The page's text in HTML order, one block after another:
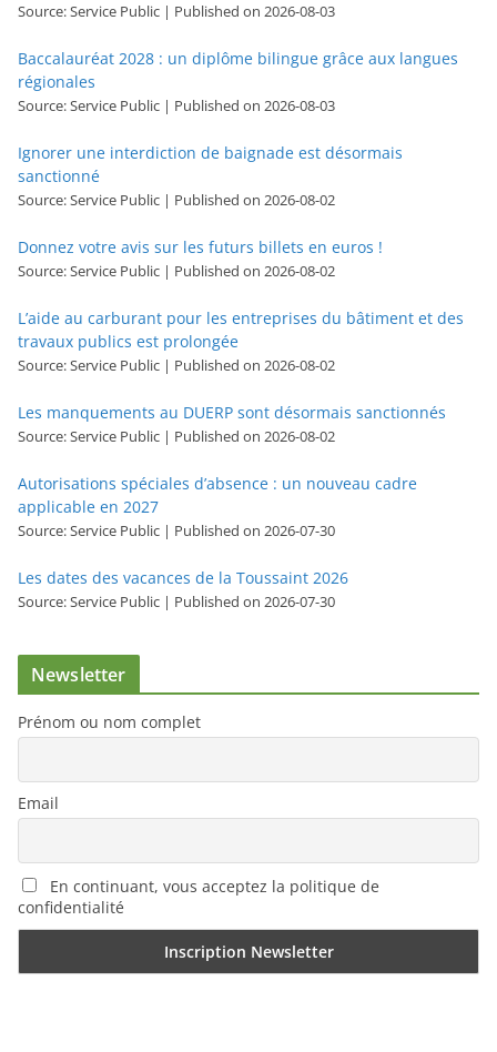
Source: Service Public Published on 2026-08-03
Baccalauréat 2028 : un diplôme bilingue grâce aux langues
régionales
Source: Service Public Published on 2026-08-03
Ignorer une interdiction de baignade est désormais
sanctionné
Source: Service Public Published on 2026-08-02
Donnez votre avis sur les futurs billets en euros !
Source: Service Public Published on 2026-08-02
L’aide au carburant pour les entreprises du bâtiment et des
travaux publics est prolongée
Source: Service Public Published on 2026-08-02
Les manquements au DUERP sont désormais sanctionnés
Source: Service Public Published on 2026-08-02
Autorisations spéciales d’absence : un nouveau cadre
applicable en 2027
Source: Service Public Published on 2026-07-30
Les dates des vacances de la Toussaint 2026
Source: Service Public Published on 2026-07-30
Newsletter
Prénom ou nom complet
Email
En continuant, vous acceptez la politique de
confidentialité